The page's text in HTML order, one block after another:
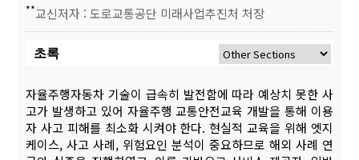
**교신저자 : 도로교통공단 미래사업추진처 처장
초록
자율주행자동차 기술이 급속히 발전함에 따라 예상치 못한 사
고가 발생하고 있어 자율주행 교통안전교육 개발을 통해 이용
자 사고 피해를 최소화 시켜야 한다. 현실적 교육을 위해 엣지
케이스, 사고 사례, 위험요인 분석이 중요하므로 해외 사례 연